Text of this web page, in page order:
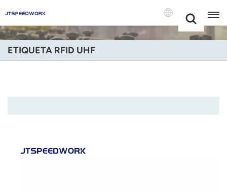
+86 -18681515767
English
ETIQUETA RFID UHF